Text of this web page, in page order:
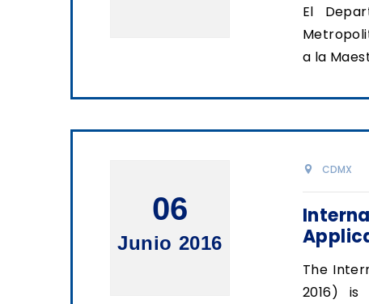
El
a la
06
Junio 2016
CDMX
The
2016)